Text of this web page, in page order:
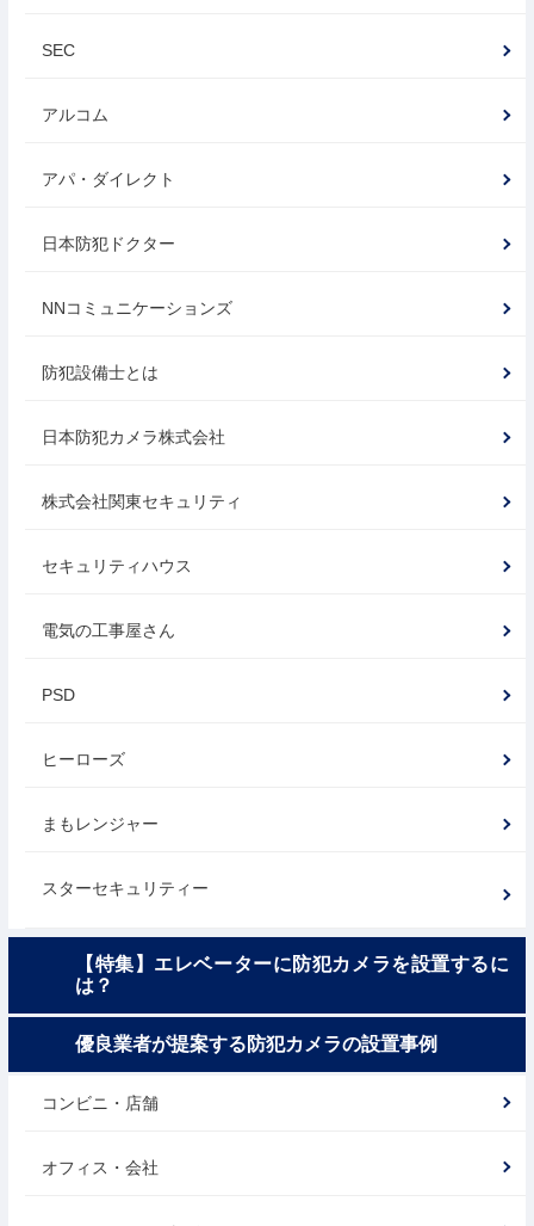
SEC
アルコム
アパ・ダイレクト
日本防犯ドクター
NNコミュニケーションズ
防犯設備士とは
日本防犯カメラ株式会社
株式会社関東セキュリティ
セキュリティハウス
電気の工事屋さん
PSD
ヒーローズ
まもレンジャー
スターセキュリティー
【特集】エレベーターに防犯カメラを設置するに
は？
優良業者が提案する防犯カメラの設置事例
コンビニ・店舗
オフィス・会社